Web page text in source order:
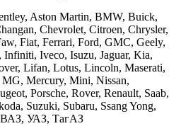
Aston Martin, BMW, Buick,
Chevrolet, Citroen, Chrysler,
Fiat, Ferrari, Ford, GMC, Geely,
Iveco, Isuzu, Jaguar, Kia,
Lifan, Lotus, Lincoln, Maserati,
Mercury, Mini, Nissan,
Porsche, Rover, Renault, Saab,
Suzuki, Subaru, Ssang Yong,
ВАЗ, УАЗ, ТагАЗ